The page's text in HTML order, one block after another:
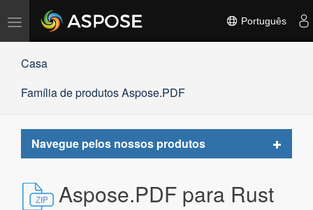
Alternar
navegação
Português
Casa
Família de produtos Aspose.PDF
Navegue pelos nossos produtos
Toggle
Aspose.PDF para Rust